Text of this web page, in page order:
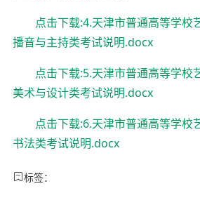
点击下载:4.天津市普通高等学校
播音与主持类考试说明.docx
点击下载:5.天津市普通高等学校
美术与设计类考试说明.docx
点击下载:6.天津市普通高等学校
书法类考试说明.docx
标签：